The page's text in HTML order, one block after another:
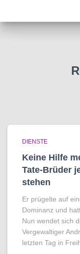
DIENSTE
Keine Hilfe
Tate-Brüder
stehen
Er prügelte auf
Dominanz und
Nun wendet sich
Vergewaltiger
letzten Tag in